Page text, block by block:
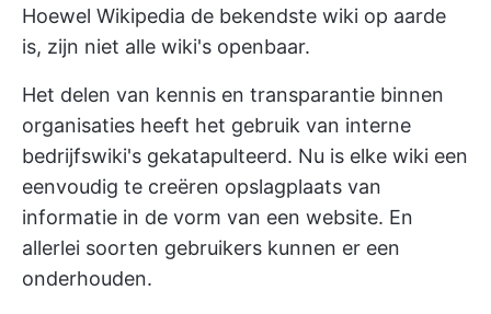
Hoewel Wikipedia de bekendste wiki op aarde
is, zijn niet alle wiki's openbaar.
Het delen van kennis en transparantie binnen
organisaties heeft het gebruik van interne
bedrijfswiki's gekatapulteerd. Nu is elke wiki een
eenvoudig te creëren opslagplaats van
informatie in de vorm van een website. En
allerlei soorten gebruikers kunnen er een
onderhouden.